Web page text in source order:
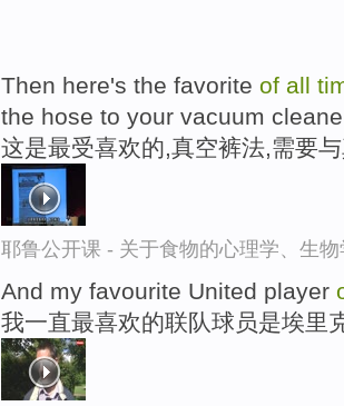
Then here's the favorite of all
the hose to your vacuum
这是最受喜欢的,真空裤法,需要
耶鲁公开课 - 关于食物的心理学、生
And my favourite United player
我一直最喜欢的联队球员是埃里